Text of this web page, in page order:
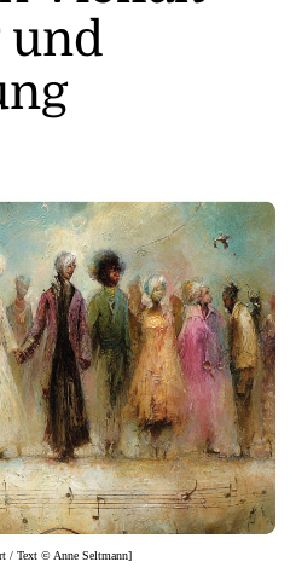
und
/ Text © Anne Seltmann]